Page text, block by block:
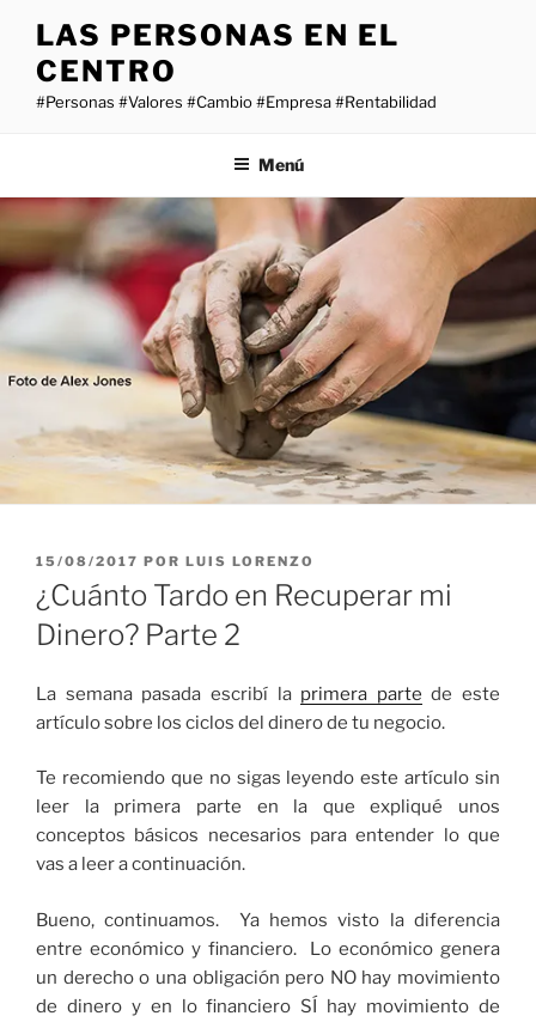
contenido
LAS PERSONAS EN EL
CENTRO
#Personas #Valores #Cambio #Empresa #Rentabilidad
Menú
PUBLICADO
15/08/2017 POR LUIS LORENZO
¿Cuánto Tardo en Recuperar mi
Dinero? Parte 2
La semana pasada escribí la primera parte de este
artículo sobre los ciclos del dinero de tu negocio.
Te recomiendo que no sigas leyendo este artículo sin
leer la primera parte en la que expliqué unos
conceptos básicos necesarios para entender lo que
vas a leer a continuación.
Bueno, continuamos. Ya hemos visto la diferencia
entre económico y financiero. Lo económico genera
un derecho o una obligación pero NO hay movimiento
de dinero y en lo financiero SÍ hay movimiento de